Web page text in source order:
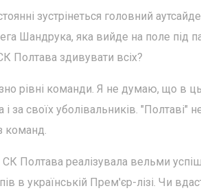
зустрінеться головний
Шандрука, яка вийде на поле під
Полтава здивувати всіх?
рівні команди. Я не думаю, що в
за своїх уболівальників. "Полтаві"
команд.
Полтава реалізувала вельми
в українській Прем'єр-лізі. Чи